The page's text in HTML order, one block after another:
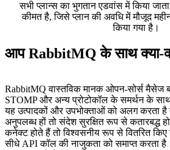
सभी प्लान्स का भुगतान एडवांस में किया
कीमत है, जिसे प्लान की अवधि में मौजूद
किया गया है।
आप RabbitMQ के साथ क्या-
RabbitMQ वास्तविक मानक ओपन-सोर्स मैसेज
STOMP और अन्य प्रोटोकॉल के समर्थन के
यह उत्पादकों और उपभोक्ताओं को अलग करता है
अनुपलब्ध हों तो संदेश सुरक्षित रूप से कतारबद्ध
कनेक्ट होते हैं तो विश्वसनीय रूप से वितरित
सीधे API कॉल की नाजुकता को समाप्त करता है।